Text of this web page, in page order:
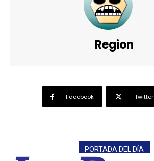
Region
Facebook Twitter
PORTADA DEL DÍA